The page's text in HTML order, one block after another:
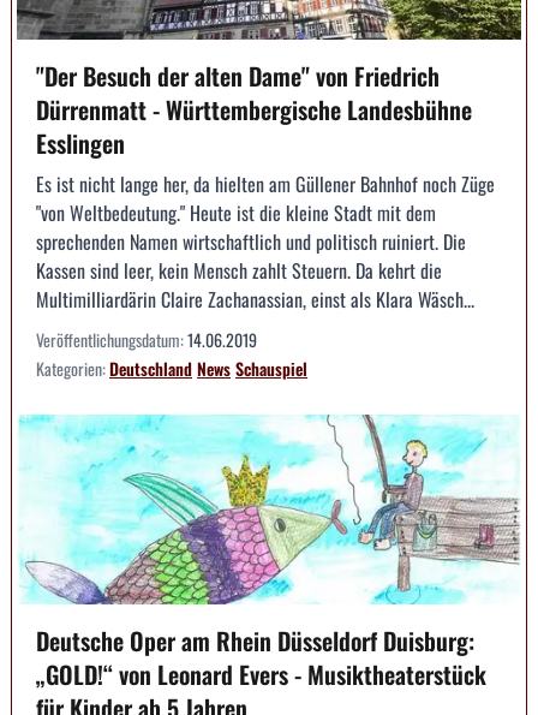
"Der Besuch der alten Dame" von Friedrich
Dürrenmatt - Württembergische Landesbühne
Esslingen
Es ist nicht lange her, da hielten am Güllener Bahnhof noch Züge
"von Weltbedeutung." Heute ist die kleine Stadt mit dem
sprechenden Namen wirtschaftlich und politisch ruiniert. Die
Kassen sind leer, kein Mensch zahlt Steuern. Da kehrt die
Multimilliardärin Claire Zachanassian, einst als Klara Wäsch...
Veröffentlichungsdatum:14.06.2019
Kategorien:DeutschlandNewsSchauspiel
Deutsche Oper am Rhein Düsseldorf Duisburg:
„GOLD!“ von Leonard Evers - Musiktheaterstück
für Kinder ab 5 Jahren